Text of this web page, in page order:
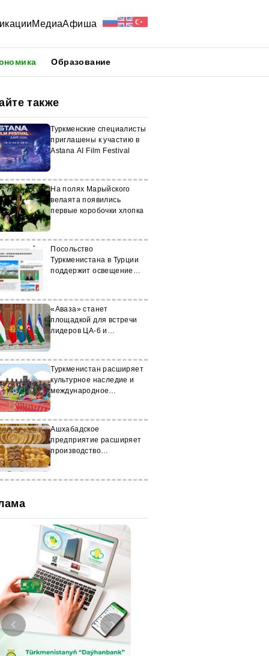
МедиаАфиша
Образование
также
Туркменские специалисты
приглашены к участию в
Astana AI Film Festival
На полях Марыйского
велаята появились
первые коробочки хлопка
Посольство
Туркменистана в Турции
поддержит освещение
«Аваза» станет
площадкой для встречи
лидеров ЦА-6 и
Туркменистан расширяет
культурное наследие и
международное
Ашхабадское
предприятие расширяет
производство